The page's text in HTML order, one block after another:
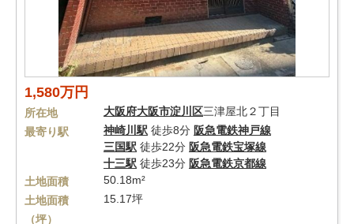
1,580万円
所在地 大阪府大阪市淀川区三津屋北２丁目
最寄り駅
神崎川駅 徒歩8分 阪急電鉄神戸線
三国駅 徒歩22分 阪急電鉄宝塚線
十三駅 徒歩23分 阪急電鉄京都線
土地面積
50.18m²
土地面積
（坪）
15.17坪